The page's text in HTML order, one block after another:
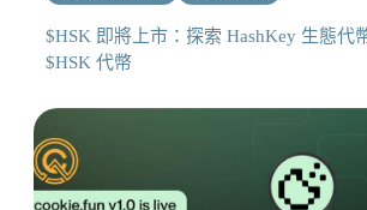
$HSK 即將上市：探索 HashKey 生態代
$HSK 代幣